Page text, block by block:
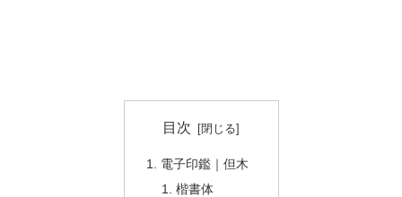
目次
電子印鑑｜但木
楷書体